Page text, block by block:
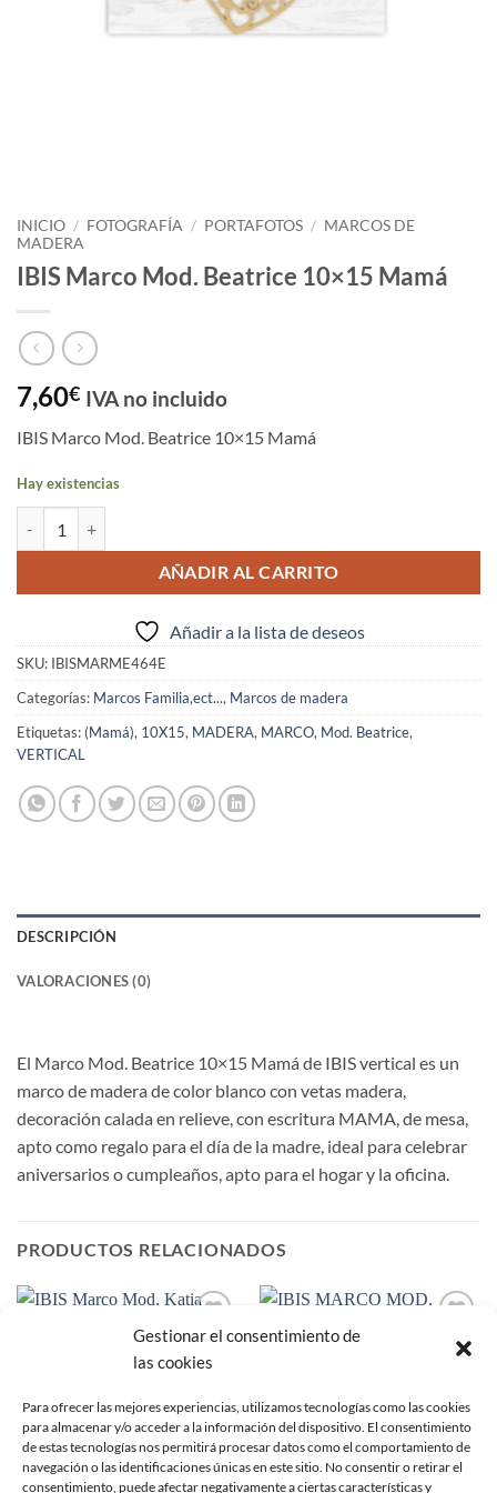
Gestionar el consentimiento de
las cookies
Para ofrecer las mejores experiencias, utilizamos tecnologías como las cookies
para almacenar y/o acceder a la información del dispositivo. El consentimiento
de estas tecnologías nos permitirá procesar datos como el comportamiento de
navegación o las identificaciones únicas en este sitio. No consentir o retirar el
consentimiento, puede afectar negativamente a ciertas características y
INICIO / FOTOGRAFÍA / PORTAFOTOS / MARCOS DE
MADERA
IBIS Marco Mod. Beatrice 10×15 Mamá
7,60€ IVA no incluido
IBIS Marco Mod. Beatrice 10×15 Mamá
Hay existencias
AÑADIR AL CARRITO
Añadir a la lista de deseos
SKU: IBISMARME464E
Categorías: Marcos Familia,ect..., Marcos de madera
Etiquetas: (Mamá), 10X15, MADERA, MARCO, Mod. Beatrice,
VERTICAL
DESCRIPCIÓN
VALORACIONES (0)
El Marco Mod. Beatrice 10×15 Mamá de IBIS vertical es un
marco de madera de color blanco con vetas madera,
decoración calada en relieve, con escritura MAMA, de mesa,
apto como regalo para el día de la madre, ideal para celebrar
aniversarios o cumpleaños, apto para el hogar y la oficina.
PRODUCTOS RELACIONADOS
Añadir
lista de
Añadir
a la